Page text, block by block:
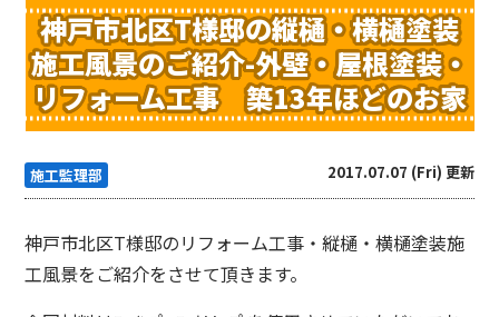
神戸市北区T様邸の縦樋・横樋塗装
施工風景のご紹介-外壁・屋根塗装・
リフォーム工事 築13年ほどのお家
施工監理部 2017.07.07 (Fri) 更新
神戸市北区T様邸のリフォーム工事・縦樋・横樋塗装施
工風景をご紹介をさせて頂きます。